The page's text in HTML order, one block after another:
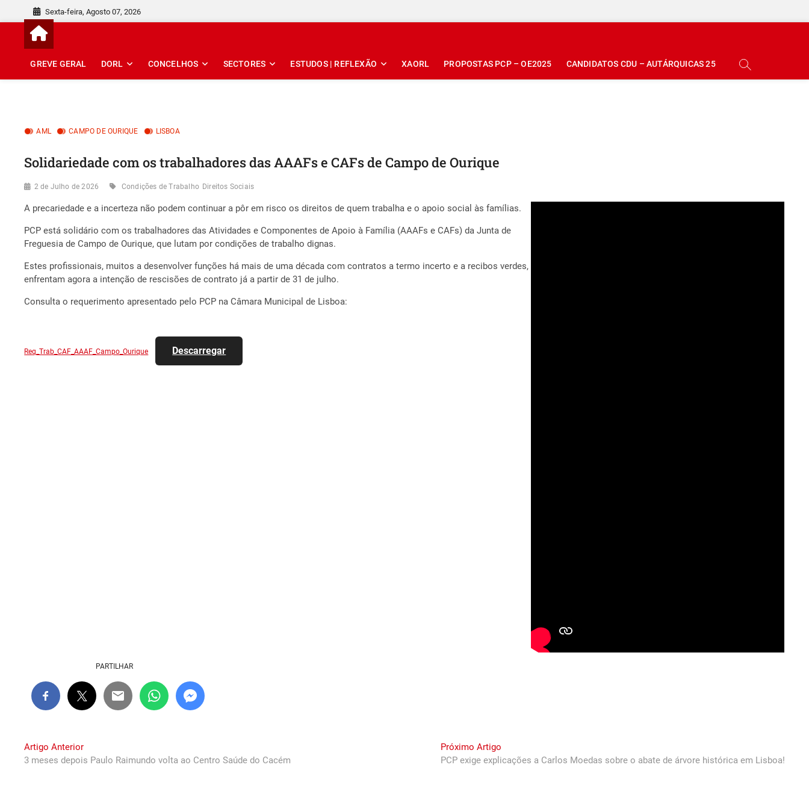
content
Sexta-feira, Agosto 07, 2026
GREVE GERAL DORL CONCELHOS SECTORES ESTUDOS | REFLEXÃO XAORL PROPOSTAS PCP – OE2025 CANDIDATOS CDU – AUTÁRQUICAS 25
AML CAMPO DE OURIQUE LISBOA
Solidariedade com os trabalhadores das AAAFs e CAFs de Campo de Ourique
2 de Julho de 2026 Condições de Trabalho Direitos Sociais
A precariedade e a incerteza não podem continuar a pôr em risco os direitos de quem trabalha e o apoio social às famílias.
PCP está solidário com os trabalhadores das Atividades e Componentes de Apoio à Família (AAAFs e CAFs) da Junta de
Freguesia de Campo de Ourique, que lutam por condições de trabalho dignas.
Estes profissionais, muitos a desenvolver funções há mais de uma década com contratos a termo incerto e a recibos verdes,
enfrentam agora a intenção de rescisões de contrato já a partir de 31 de julho.
Consulta o requerimento apresentado pelo PCP na Câmara Municipal de Lisboa:
Req_Trab_CAF_AAAF_Campo_Ourique Descarregar
PARTILHAR
Navegação
de
Artigo AnteriorPrevious
post:
3 meses depois Paulo Raimundo volta ao Centro Saúde do Cacém
Próximo ArtigoNext
post:
PCP exige explicações a Carlos Moedas sobre o abate de árvore histórica em Lisboa!